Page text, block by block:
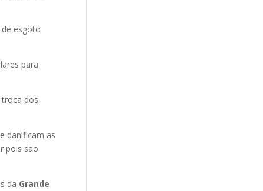
esgoto
para
dos
danificam as
pois são
da Grande